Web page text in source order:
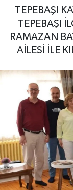
TEPEBAŞI
TEPEBAŞI
RAMAZAN
AİLESİ İLE